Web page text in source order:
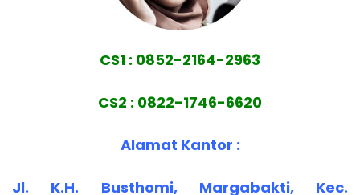
CS1 : 0852-2164-2963
CS2 : 0822-1746-6620
Alamat Kantor :
Jl. K.H. Busthomi, Margabakti, Kec.